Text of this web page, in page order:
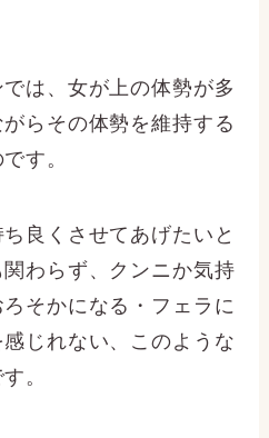
は、女が上の体勢が多
らその体勢を維持する
す。
良くさせてあげたいと
わらず、クンニか気持
そかになる・フェラに
じれない、このような
。